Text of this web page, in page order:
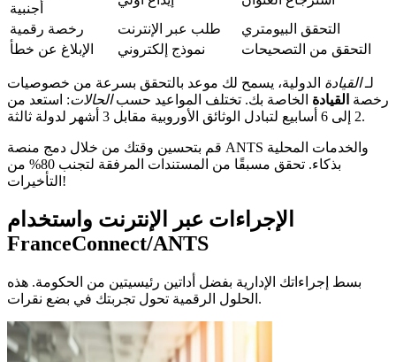
أجنبية
رخصة رقمية
طلب عبر الإنترنت
التحقق البيومتري
الإبلاغ عن خطأ
نموذج إلكتروني التحقق من التصحيحات
لـالقيادة الدولية، يسمح لك موعد بالتحقق بسرعة من خصوصيات
رخصة القيادة الخاصة بك. تختلف المواعيد حسبالحالات: استعد من
2 إلى 6 أسابيع لتبادل الوثائق الأوروبية مقابل 3 أشهر لدولة ثالثة.
قم بتحسين وقتك من خلال دمج منصة ANTS والخدمات المحلية
بذكاء. تحقق مسبقًا من المستندات المرفقة لتجنب 80% من
التأخيرات!
الإجراءات عبر الإنترنت واستخدام
FranceConnect/ANTS
بسط إجراءاتك الإدارية بفضل أداتين رئيسيتين من الحكومة. هذه
الحلول الرقمية تحول تجربتك في بضع نقرات.